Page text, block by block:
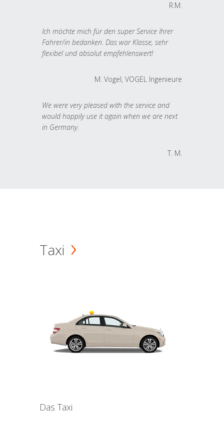
R.M.
Ich möchte mich für den super Service Ihrer
Fahrer/in bedanken. Das war Klasse, sehr
flexibel und absolut empfehlenswert!
M. Vogel, VOGEL Ingenieure
We were very pleased with the service and
would happily use it again when we are next
in Germany.
T. M.
Taxi
Das Taxi